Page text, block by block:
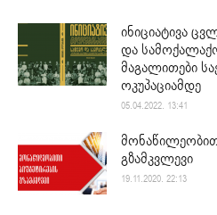
ინიციატივა
და
მაგალითები
ოკუპაციამდე
05.04.2022. 13:41
გზამკვლევი
19.11.2020. 22:13